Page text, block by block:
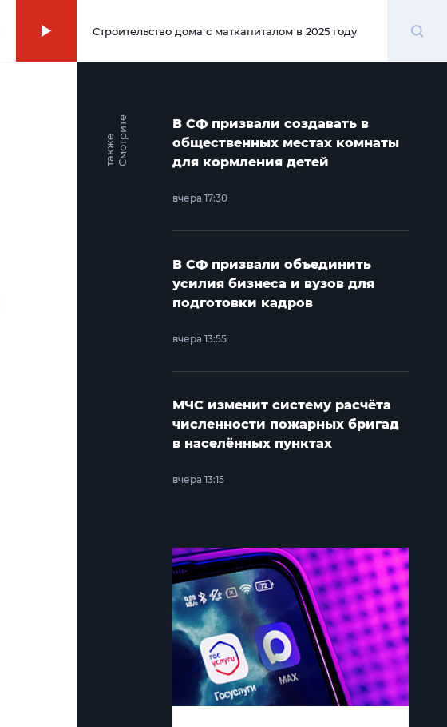
00:00
Строительство дома с маткапиталом в 2025 году
С
м
о
т
р и
т
е
т
а
к
ж
е
В СФ призвали создавать в
общественных местах комнаты
для кормления детей
вчера 17:30
В СФ призвали объединить
усилия бизнеса и вузов для
подготовки кадров
вчера 13:55
МЧС изменит систему расчёта
численности пожарных бригад
в населённых пунктах
вчера 13:15